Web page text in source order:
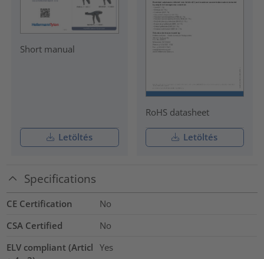
Short manual
Letöltés
RoHS datasheet
Letöltés
Specifications
CE Certification
No
CSA Certified
No
ELV compliant (Articl Yes